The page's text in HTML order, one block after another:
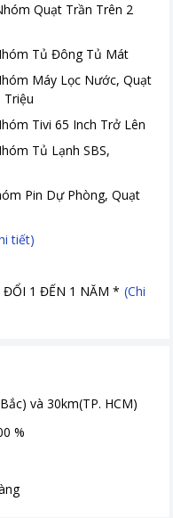
Quạt Trần Trên 2
Tủ Đông Tủ Mát
Máy Lọc Nước, Quạt
Tivi 65 Inch Trở Lên
Tủ Lạnh SBS,
Pin Dự Phòng, Quạt
tiết)
ĐỔI 1 ĐẾN 1 NĂM * (Chi
và 30km(TP. HCM)
%